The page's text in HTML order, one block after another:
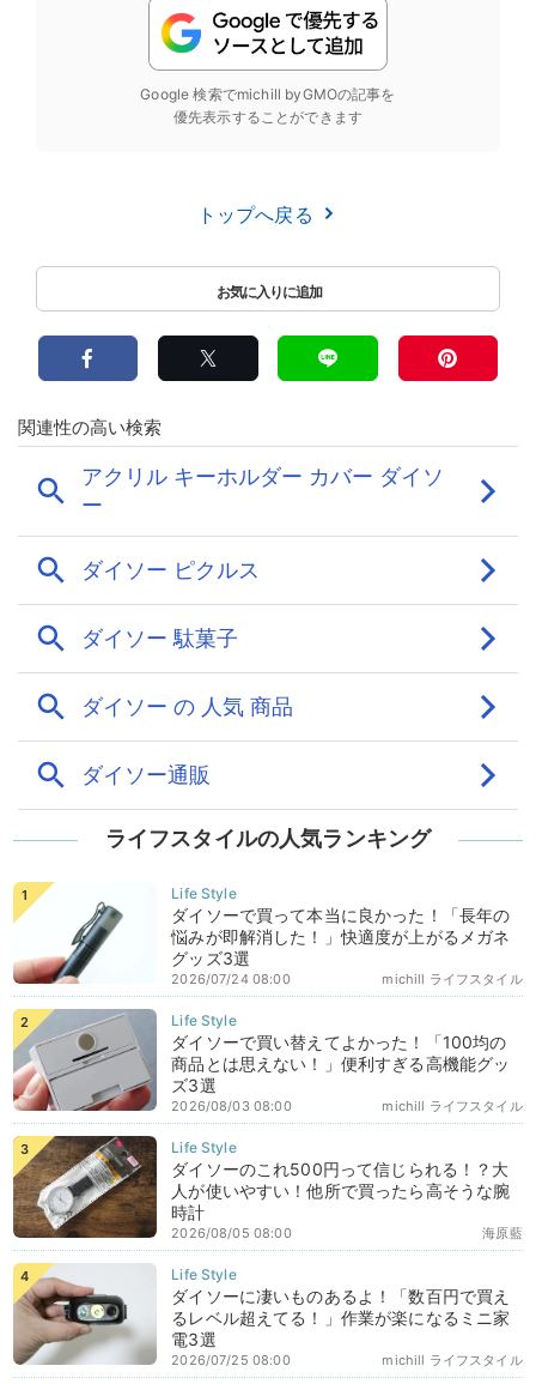
Google 検索でmichill byGMOの記事を
優先表示することができます
トップへ戻る
ライフスタイルの人気ランキング
ダイソーで買って本当に良かった！「長年の
悩みが即解消した！」快適度が上がるメガネ
グッズ3選
michill ライフスタイル
2026/07/24 08:00
ダイソーで買い替えてよかった！「100均の
商品とは思えない！」便利すぎる高機能グッ
ズ3選
michill ライフスタイル
2026/08/03 08:00
ダイソーのこれ500円って信じられる！？大
人が使いやすい！他所で買ったら高そうな腕
時計
海原藍
2026/08/05 08:00
ダイソーに凄いものあるよ！「数百円で買え
るレベル超えてる！」作業が楽になるミニ家
電3選
michill ライフスタイル
2026/07/25 08:00